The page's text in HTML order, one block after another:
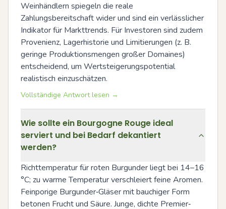
Weinhändlern spiegeln die reale
Zahlungsbereitschaft wider und sind ein verlässlicher
Indikator für Markttrends. Für Investoren sind zudem
Provenienz, Lagerhistorie und Limitierungen (z. B.
geringe Produktionsmengen großer Domaines)
entscheidend, um Wertsteigerungspotential
realistisch einzuschätzen.
Vollständige Antwort lesen →
Wie sollte ein Bourgogne Rouge ideal
serviert und bei Bedarf dekantiert
werden?
Richttemperatur für roten Burgunder liegt bei 14–16
°C; zu warme Temperatur verschleiert feine Aromen.
Feinporige Burgunder‑Gläser mit bauchiger Form
betonen Frucht und Säure. Junge, dichte Premier‑